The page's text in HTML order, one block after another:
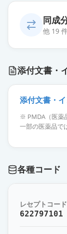
同成
他 19
ロ」
薬価 269.60 円
薬価 269.60 円
トルバプタ
薬価 269.60 円
薬価 269.60 円
添付文書・
添付文書・
※ PMDA（医薬
一部の医薬品で
各種コード
レセプトコー
622797101